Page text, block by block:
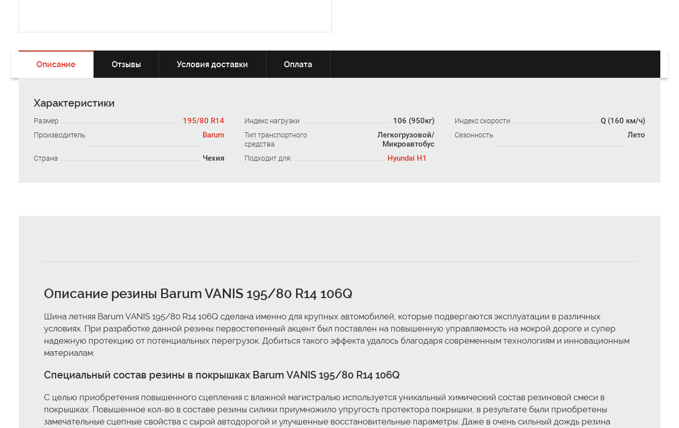
Описание Отзывы Условия доставки Оплата
Характеристики
Размер 195/80 R14 Индекс нагрузки 106 (950кг) Индекс скорости Q (160 км/ч)
Производитель Barum
Тип транспортного
средства
Легкогрузовой/
Микроавтобус
Сезонность Лето
Страна Чехия Подходит для: Hyundai H1
Описание резины Barum VANIS 195/80 R14 106Q
Шина летняя Barum VANIS 195/80 R14 106Q сделана именно для крупных автомобилей, которые подвергаются эксплуатации в различных
условиях. При разработке данной резины первостепенный акцент был поставлен на повышенную управляемость на мокрой дороге и супер
надежную протекцию от потенциальных перегрузок. Добиться такого эффекта удалось благодаря современным технологиям и инновационным
материалам.
Специальный состав резины в покрышках Barum VANIS 195/80 R14 106Q
С целью приобретения повышенного сцепления с влажной магистралью используется уникальный химический состав резиновой смеси в
покрышках. Повышенное кол-во в составе резины силики приумножило упругость протектора покрышки, в результате были приобретены
замечательные сцепные свойства с сырой автодорогой и улучшенные восстановительные параметры. Даже в очень сильный дождь резина